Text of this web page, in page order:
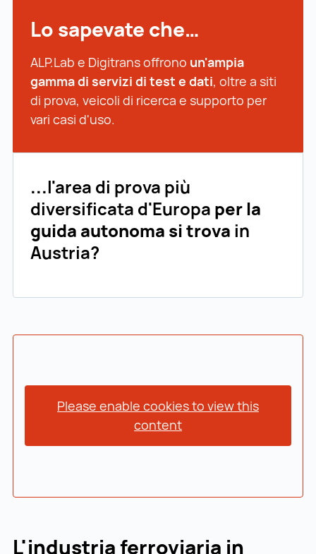
Lo sapevate che…
ALP.Lab e Digitrans offrono un'ampia
gamma di servizi di test e dati, oltre a siti
di prova, veicoli di ricerca e supporto per
vari casi d'uso.
...l'area di prova più
diversificata d'Europa per la
guida autonoma si trova in
Austria?
Please enable cookies to view this
content
L'industria ferroviaria in